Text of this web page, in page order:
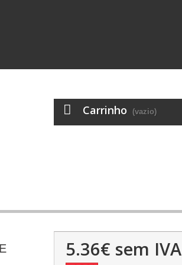
Carrinho (vazio)
5.36€ sem IVA